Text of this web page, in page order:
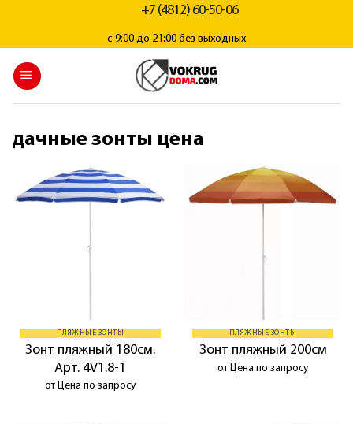
+7 (4812) 60-50-06
с 9:00 до 21:00 без выходных
дачные зонты цена
ПЛЯЖНЫЕ ЗОНТЫ
Зонт пляжный 180см.
Арт. 4V1.8-1
от Цена по запросу
ПЛЯЖНЫЕ ЗОНТЫ
Зонт пляжный 200см
от Цена по запросу